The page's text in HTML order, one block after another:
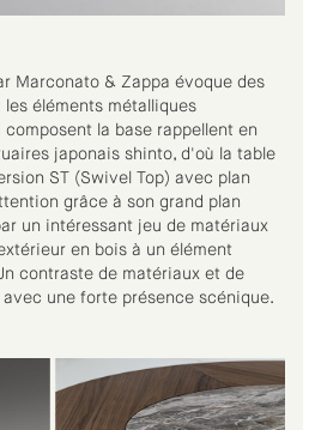
Marconato & Zappa évoque des
éléments métalliques
la base rappellent en
japonais shinto, d'où la table
ST (Swivel Top) avec plan
grâce à son grand plan
un intéressant jeu de matériaux
en bois à un élément
contraste de matériaux et de
une forte présence scénique.